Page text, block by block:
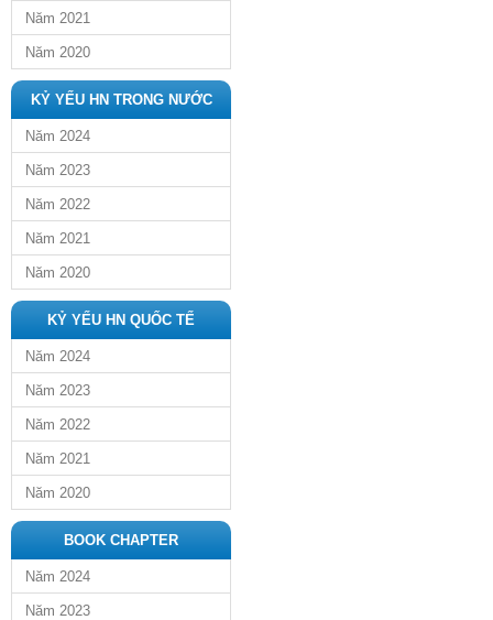
Năm 2021
Năm 2020
KỶ YẾU HN TRONG NƯỚC
Năm 2024
Năm 2023
Năm 2022
Năm 2021
Năm 2020
KỶ YẾU HN QUỐC TẾ
Năm 2024
Năm 2023
Năm 2022
Năm 2021
Năm 2020
BOOK CHAPTER
Năm 2024
Năm 2023